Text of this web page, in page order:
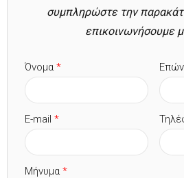
συμπληρώστε την
επικοινωνήσουμε
Όνομα *
E-mail *
Μήνυμα *